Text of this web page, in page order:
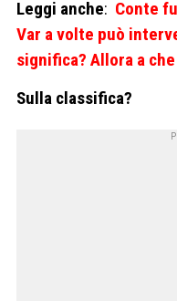
Leggi anche: Conte
Var a volte può
significa? Allora a
Sulla classifica?